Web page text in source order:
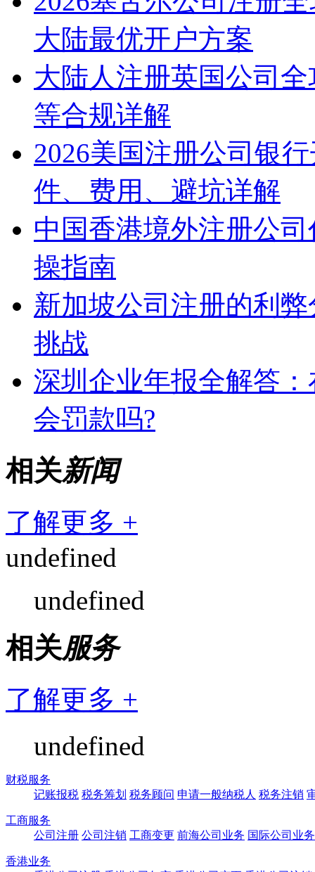
大陆最优开户方案
大陆人注册英国公司
等合规详解
2026美国注册公司银
件、费用、避坑详解
中国香港境外注册公
操指南
新加坡公司注册的利
挑战
深圳企业年报全解答
会罚款吗?
相关新闻
了解更多 +
undefined
undefined
相关服务
了解更多 +
undefined
财税服务
记账报税 税务筹划 税务顾问 申请一般纳税人 税务注销
工商服务
公司注册 公司注销 工商变更 前海公司业务 国际公司业务
香港业务